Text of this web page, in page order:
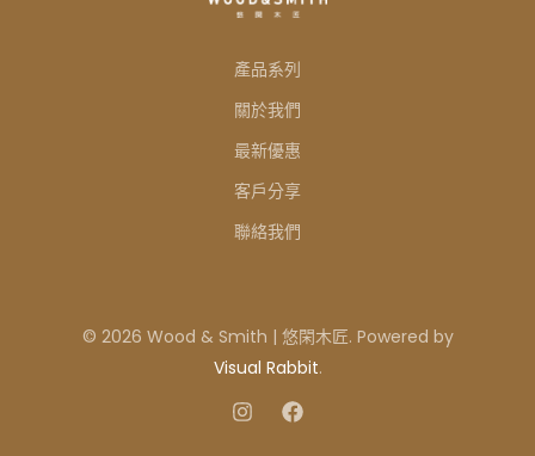
產品系列
關於我們
最新優惠
客戶分享
聯絡我們
© 2026 Wood & Smith | 悠閑木匠. Powered by
Visual Rabbit.